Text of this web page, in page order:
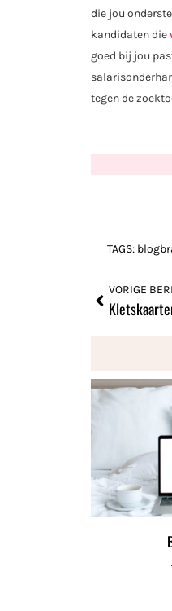
die jou
kandidaten die
goed bij jou
tegen de
TAGS:
VORIGE